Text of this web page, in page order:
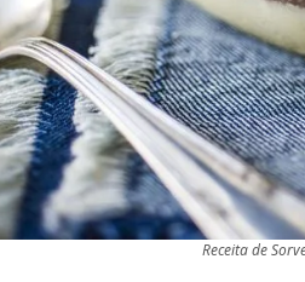
Receita de